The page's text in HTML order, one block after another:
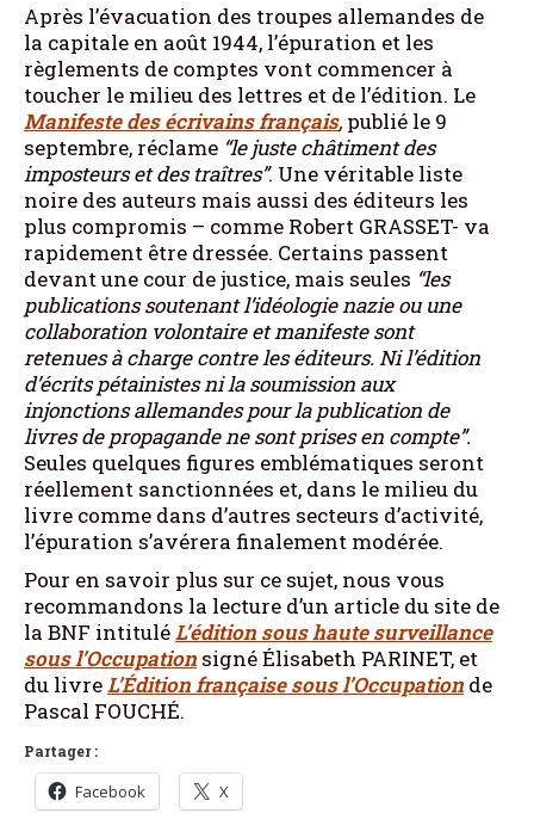
Après l’évacuation des troupes allemandes de
la capitale en août 1944, l’épuration et les
règlements de comptes vont commencer à
toucher le milieu des lettres et de l’édition. Le
Manifeste des écrivains français, publié le 9
septembre, réclame “le juste châtiment des
imposteurs et des traîtres”. Une véritable liste
noire des auteurs mais aussi des éditeurs les
plus compromis – comme Robert GRASSET- va
rapidement être dressée. Certains passent
devant une cour de justice, mais seules “les
publications soutenant l’idéologie nazie ou une
collaboration volontaire et manifeste sont
retenues à charge contre les éditeurs. Nil’édition
d’écrits pétainistes ni la soumission aux
injonctions allemandes pour la publication de
livres de propagande ne sont prises en compte”.
Seules quelques figures emblématiques seront
réellement sanctionnées et, dans le milieu du
livre comme dans d’autres secteurs d’activité,
l’épuration s’avérera finalement modérée.
Pour en savoir plus sur ce sujet, nous vous
recommandons la lecture d’un article du site de
la BNF intituléL’édition sous haute surveillance
sous l’Occupation signé Élisabeth PARINET, et
du livreL’Édition française sous l’Occupation de
Pascal FOUCHÉ.
Partager :
Facebook X